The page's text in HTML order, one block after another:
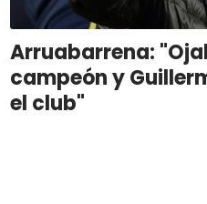
Arruabarrena:
campeón y
el club"